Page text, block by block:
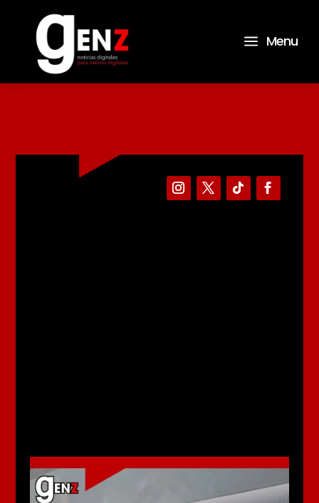
a Menu